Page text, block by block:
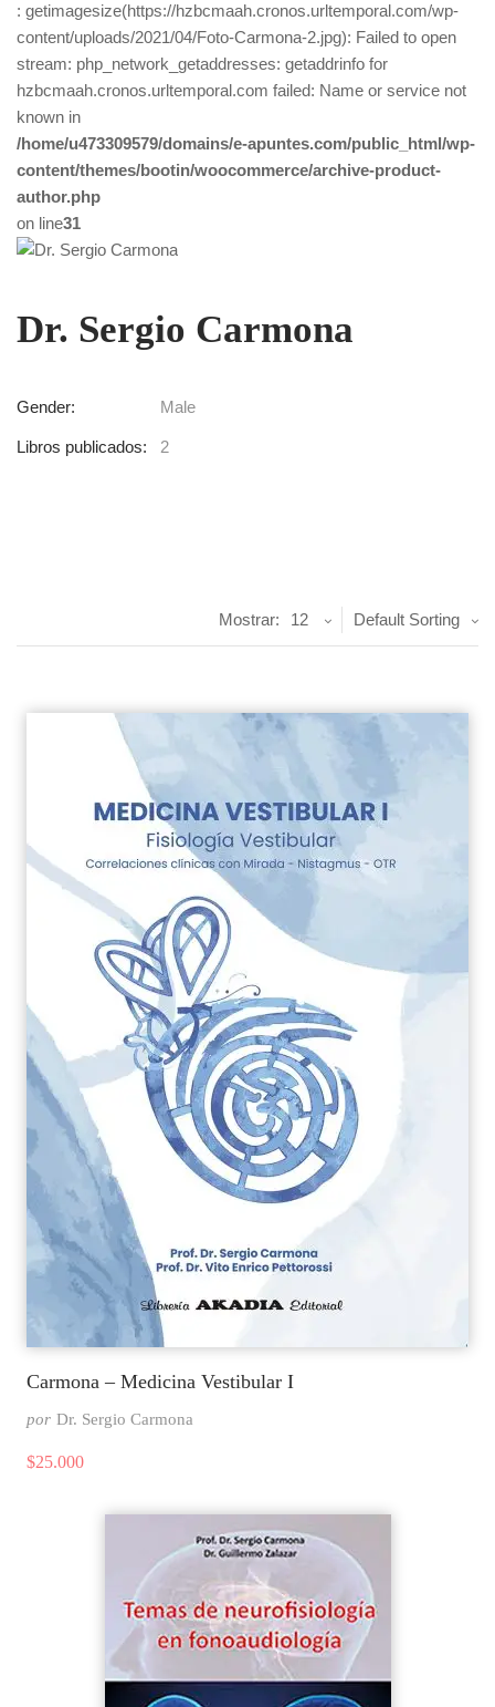
: getimagesize(https://hzbcmaah.cronos.urltemporal.com/wp-
content/uploads/2021/04/Foto-Carmona-2.jpg): Failed to open
stream: php_network_getaddresses: getaddrinfo for
hzbcmaah.cronos.urltemporal.com failed: Name or service not
known in
/home/u473309579/domains/e-apuntes.com/public_html/wp-
content/themes/bootin/woocommerce/archive-product-
author.php
on line31
Dr. Sergio Carmona
Gender: Male
Libros publicados: 2
Default Sorting
Mostrar: 12
Carmona – Medicina Vestibular I
por Dr. Sergio Carmona
$25.000